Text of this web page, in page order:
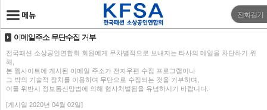
전화걸기
이메일주소 무단수집 거부
전국패션 소상공인연합회 회원에게 무차별적으로 보내지는 타사의 메일을 차단하기 위
해,
본 웹사이트에 게시된 이메일 주소가 전자우편 수집 프로그램이나
그 밖의 기술적 장치를 이용하여 무단으로 수집되는 것을 거부하며,
이를 위반시 정보통신망법에 의해 형사처벌됨을 유념하시기 바랍니다.
[게시일 2020년 04월 02일]